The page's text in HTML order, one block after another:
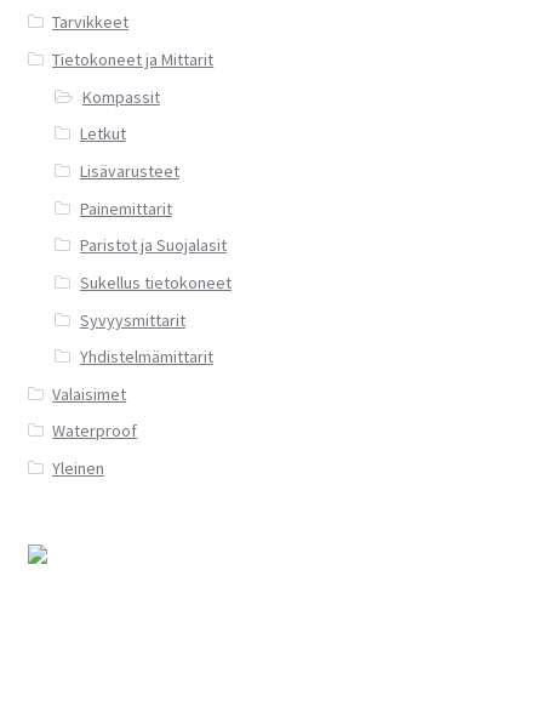
Tarvikkeet
Tietokoneet ja Mittarit
Kompassit
Letkut
Lisävarusteet
Painemittarit
Paristot ja Suojalasit
Sukellus tietokoneet
Syvyysmittarit
Yhdistelmämittarit
Valaisimet
Waterproof
Yleinen